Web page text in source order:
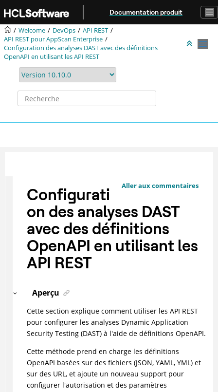
Aller au contenu principal
Documentation produit
Welcome DevOps
API REST
API REST pour AppScan Enterprise
Configuration des analyses DAST avec des définitions
OpenAPI en utilisant les API REST
Aller aux commentaires
Configurati
on des analyses DAST
avec des définitions
OpenAPI en utilisant les
API REST
Aperçu
Cette section explique comment utiliser les API REST
pour configurer les analyses Dynamic Application
Security Testing (DAST) à l'aide de définitions OpenAPI.
Cette méthode prend en charge les définitions
OpenAPI basées sur des fichiers (JSON, YAML, YML) et
sur des URL, et ajoute un nouveau support pour
configurer l'autorisation et des paramètres